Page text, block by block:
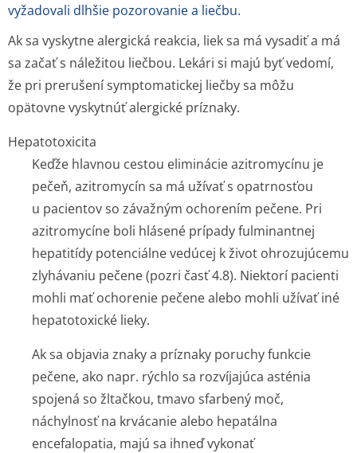
vyžadovali dlhšie pozorovanie a liečbu.
Ak sa vyskytne alergická reakcia, liek sa má vysadiť a má
sa začať s náležitou liečbou. Lekári si majú byť vedomí,
že pri prerušení symptomatickej liečby sa môžu
opätovne vyskytnúť alergické príznaky.
Hepatotoxicita
Keďže hlavnou cestou eliminácie azitromycínu je
pečeň, azitromycín sa má užívať s opatrnosťou
u pacientov so závažným ochorením pečene. Pri
azitromycíne boli hlásené prípady fulminantnej
hepatitídy potenciálne vedúcej k život ohrozujúcemu
zlyhávaniu pečene (pozri časť 4.8). Niektorí pacienti
mohli mať ochorenie pečene alebo mohli užívať iné
hepatotoxické li­eky.
Ak sa objavia znaky a príznaky poruchy funkcie
pečene, ako napr. rýchlo sa rozvíjajúca asténia
spojená so žltačkou, tmavo sfarbený moč,
náchylnosť na krvácanie alebo hepatálna
encefalopatia, majú sa ihneď vykonať